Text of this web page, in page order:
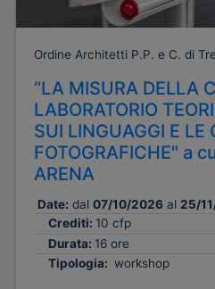
Ordine Architetti P.P. e C. di
“LA MISURA DELLA
LABORATORIO
SUI LINGUAGGI E
FOTOGRAFICHE" a
ARENA
Date: dal 07/10/2026 al 25/
Crediti: 10 cfp
Durata: 16 ore
Tipologia: workshop